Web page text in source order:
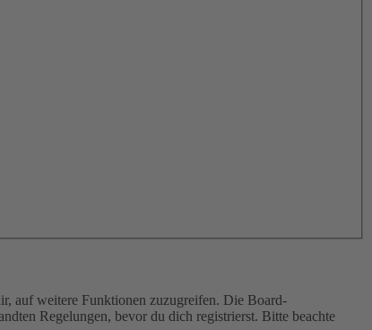
auf weitere Funktionen zuzugreifen. Die Board-
Regelungen, bevor du dich registrierst. Bitte beachte